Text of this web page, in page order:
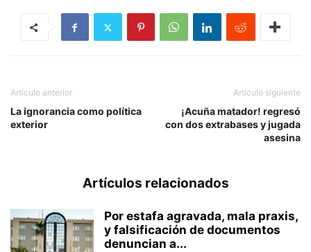
Artículo anterior
La ignorancia como política
exterior
Artículo siguiente
¡Acuña matador! regresó
con dos extrabases y jugada
asesina
Artículos relacionados
Por estafa agravada, mala praxis,
y falsificación de documentos
denuncian a...